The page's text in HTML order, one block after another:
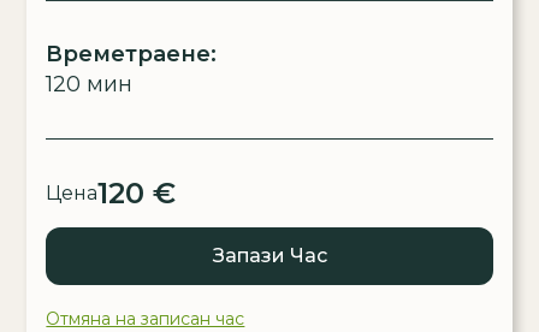
Времетраене:
120 мин
Цена120 €
Запази Час
Отмяна на записан час